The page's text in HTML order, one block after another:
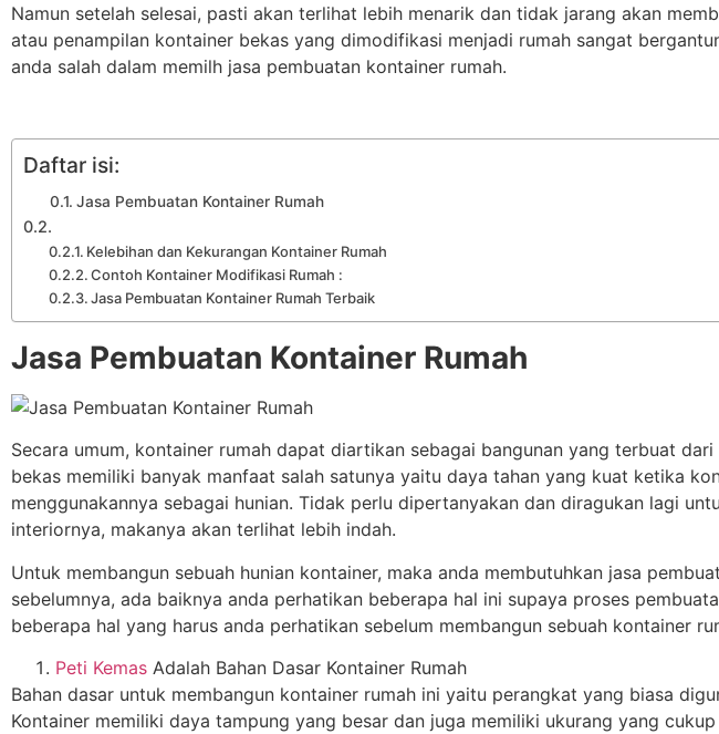
Namun setelah selesai, pasti akan terlihat lebih menarik dan tidak jarang akan
atau penampilan kontainer bekas yang dimodifikasi menjadi rumah sangat
anda salah dalam memilh jasa pembuatan kontainer rumah.
Daftar isi:
Jasa Pembuatan Kontainer Rumah
Kelebihan dan Kekurangan Kontainer Rumah
Contoh Kontainer Modifikasi Rumah :
Jasa Pembuatan Kontainer Rumah Terbaik
Jasa Pembuatan Kontainer Rumah
Secara umum, kontainer rumah dapat diartikan sebagai bangunan yang terbuat
bekas memiliki banyak manfaat salah satunya yaitu daya tahan yang kuat ketika
menggunakannya sebagai hunian. Tidak perlu dipertanyakan dan diragukan lagi
interiornya, makanya akan terlihat lebih indah.
Untuk membangun sebuah hunian kontainer, maka anda membutuhkan jasa
sebelumnya, ada baiknya anda perhatikan beberapa hal ini supaya proses
beberapa hal yang harus anda perhatikan sebelum membangun sebuah kontainer
Peti Kemas Adalah Bahan Dasar Kontainer Rumah
Bahan dasar untuk membangun kontainer rumah ini yaitu perangkat yang biasa
Kontainer memiliki daya tampung yang besar dan juga memiliki ukurang yang